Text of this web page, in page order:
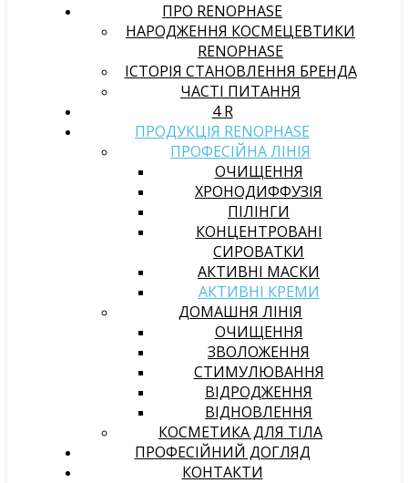
ПРО RENOPHASE
НАРОДЖЕННЯ КОСМЕЦЕВТИКИ
RENOPHASE
ІСТОРІЯ СТАНОВЛЕННЯ БРЕНДА
ЧАСТІ ПИТАННЯ
4 R
ПРОДУКЦІЯ RENOPHASE
ПРОФЕСІЙНА ЛІНІЯ
ОЧИЩЕННЯ
ХРОНОДИФФУЗІЯ
ПІЛІНГИ
КОНЦЕНТРОВАНІ
СИРОВАТКИ
АКТИВНІ МАСКИ
АКТИВНІ КРЕМИ
ДОМАШНЯ ЛІНІЯ
ОЧИЩЕННЯ
ЗВОЛОЖЕННЯ
СТИМУЛЮВАННЯ
ВІДРОДЖЕННЯ
ВІДНОВЛЕННЯ
КОСМЕТИКА ДЛЯ ТІЛА
ПРОФЕСІЙНИЙ ДОГЛЯД
КОНТАКТИ